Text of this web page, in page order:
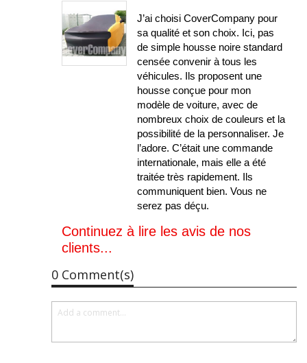
J’ai choisi CoverCompany pour
sa qualité et son choix. Ici, pas
de simple housse noire standard
censée convenir à tous les
véhicules. Ils proposent une
housse conçue pour mon
modèle de voiture, avec de
nombreux choix de couleurs et la
possibilité de la personnaliser. Je
l’adore. C’était une commande
internationale, mais elle a été
traitée très rapidement. Ils
communiquent bien. Vous ne
serez pas déçu.
Continuez à lire les avis de nos
clients...
0 Comment(s)